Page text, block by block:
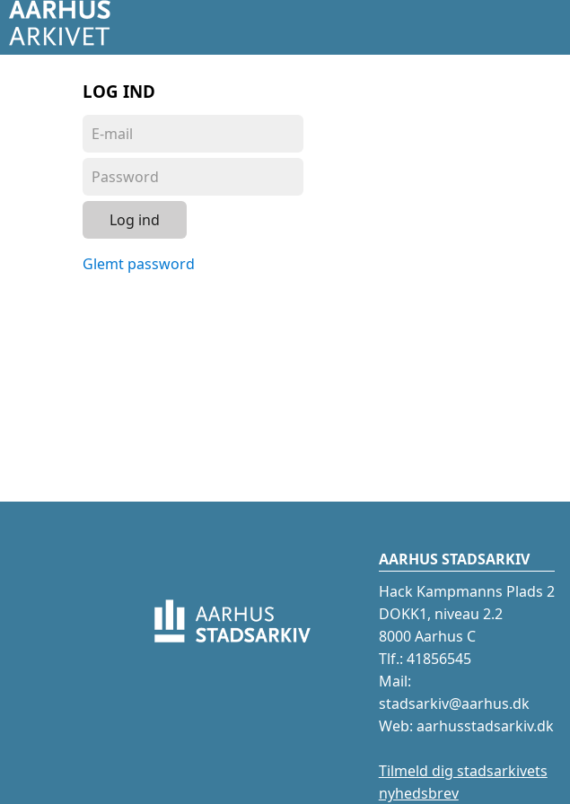
LOG IND
Log ind
Glemt password
AARHUS STADSARKIV
Hack Kampmanns Plads 2
DOKK1, niveau 2.2
8000 Aarhus C
Tlf.: 41856545
Mail:
stadsarkiv@aarhus.dk
Web: aarhusstadsarkiv.dk
Tilmeld dig stadsarkivets
nyhedsbrev